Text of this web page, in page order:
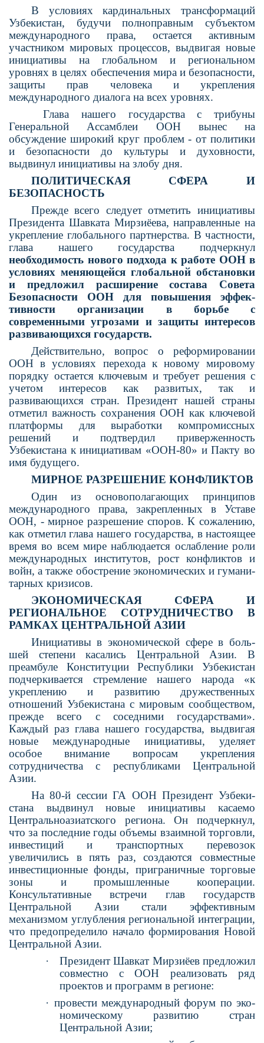
В условиях кардинальных трансформаций
Узбекистан, будучи полноправным субъектом
международного права, остается активным
участником мировых процессов, выдвигая новые
ини­циативы на глобальном и региональном
уровнях в целях обе­спечения мира и безопасности,
защиты прав человека и укрепле­ния
международного диалога на всех уровнях.
Глава нашего государства с трибуны
Генеральной Ассамблеи ООН вынес на
обсуждение широ­кий круг проблем - от политики
и безопасности до культуры и духовности,
выдвинул инициа­тивы на злобу дня.
ПОЛИТИЧЕСКАЯ СФЕРА И
БЕЗОПАСНОСТЬ
Прежде всего следует отме­тить инициативы
Президента Шавката Мирзиёева, направлен­ные на
укрепление глобального партнерства. В частности,
глава нашего государства подчеркнул
необходимость нового под­хода к работе ООН в
условиях меняющейся глобальной обста­новки
и предложил расширение состава Совета
Безопасности ООН для повышения эффек­
тивности организации в борьбе с
современными угрозами и защиты интересов
развиваю­щихся государств.
Действительно, вопрос о реформировании
ООН в условиях перехода к новому миро­вому
порядку остается ключевым и требует решения с
учетом интересов как развитых, так и
развивающихся стран. Президент нашей страны
отметил важность сохранения ООН как ключевой
платформы для выра­ботки компромиссных
решений и подтвердил приверженность
Узбекистана к инициативам «ООН-80» и Пакту во
имя будущего.
МИРНОЕ РАЗРЕШЕНИЕ КОНФЛИКТОВ
Один из основополагающих принципов
международного права, закрепленных в Уставе
ООН, - мирное разрешение споров. К сожалению,
как отметил глава нашего государства, в настоящее
время во всем мире наблюдается ослабление роли
международ­ных институтов, рост конфликтов и
войн, а также обострение экономических и гумани­
тарных кризисов.
ЭКОНОМИЧЕСКАЯ СФЕРА И
РЕГИОНАЛЬНОЕ СОТРУДНИЧЕСТВО В
РАМКАХ ЦЕНТРАЛЬНОЙ АЗИИ
Инициативы в экономической сфере в боль­
шей степени касались Центральной Азии. В
преамбуле Конституции Республики Узбе­кистан
подчеркивается стремление нашего народа «к
укреплению и развитию друже­ственных
отношений Узбекистана с мировым сообществом,
прежде всего с соседними госу­дарствами».
Каждый раз глава нашего госу­дарства, выдвигая
новые международные ини­циативы, уделяет
особое внимание вопросам укрепления
сотрудничества с республиками Центральной
Азии.
На 80-й сессии ГА ООН Президент Узбеки­
стана выдвинул новые инициативы касаемо
Центральноазиатского региона. Он подчер­кнул,
что за последние годы объемы взаим­ной торговли,
инвестиций и транспортных перевозок
увеличились в пять раз, создаются совместные
инвестиционные фонды, пригра­ничные торговые
зоны и промышленные коо­перации.
Консультативные встречи глав госу­дарств
Центральной Азии стали эффективным
механизмом углубления региональной инте­грации,
что предопределило начало формиро­вания Новой
Центральной Азии.
·
Президент Шавкат Мирзиёев предложил
совместно с ООН реализовать ряд
проектов и программ в регионе:
· провести международный форум по эко­
номическому развитию стран
Центральной Азии;